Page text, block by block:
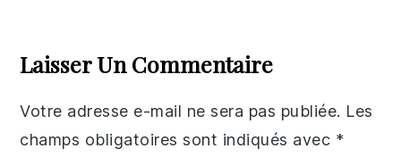
Interactions
Laisser Un Commentaire
Votre adresse e-mail ne sera pas publiée. Les
champs obligatoires sont indiqués avec *